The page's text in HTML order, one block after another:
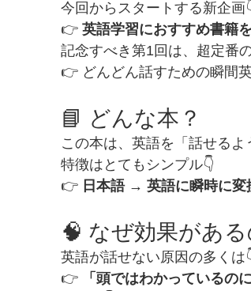
今回からスタートする新企画
👉 英語学習におすすめ書籍
記念すべき第1回は、超定番
👉 どんどん話すための瞬間
📘 どんな本？
この本は、英語を「話せるよ
特徴はとてもシンプル👇
👉 日本語 → 英語に瞬時に変
🧠 なぜ効果がある
英語が話せない原因の多くは
👉
「頭ではわかっているの